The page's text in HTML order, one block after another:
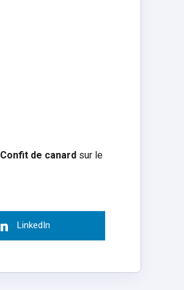
Confit de canard sur le
LinkedIn